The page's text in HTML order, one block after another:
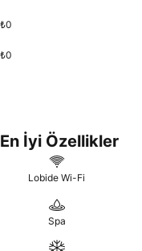
₺0
₺0
En İyi Özellikler
Lobide Wi-Fi
Spa